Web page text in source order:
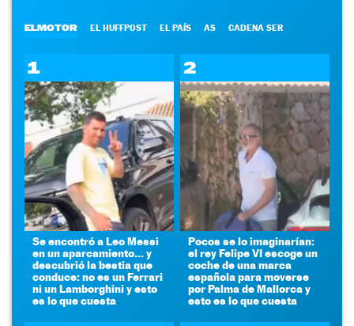
ELMOTOR EL HUFFPOST EL PAÍS AS CADENA SER
1
Se encontró a Leo Messi
en un aparcamiento... y
descubrió la bestia que
conduce: no es un Ferrari
ni un Lamborghini y esto
es lo que cuesta
2
Pocos se lo imaginarían:
el rey Felipe VI escoge un
coche de una marca
española para moverse
por Palma de Mallorca y
esto es lo que cuesta